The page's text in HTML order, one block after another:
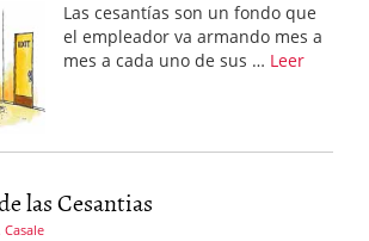
Las cesantías son un fondo que
el empleador va armando mes a
mes a cada uno de sus … Leer
las Cesantias
Casale